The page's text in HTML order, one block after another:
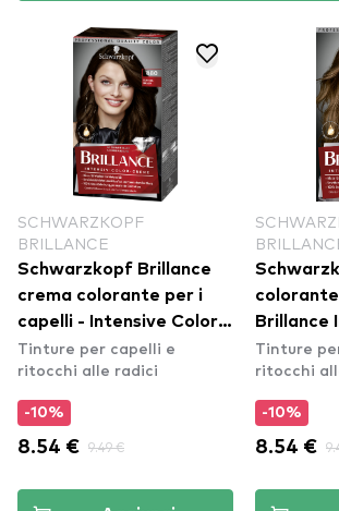
SCHWARZKOPF
BRILLANCE
Schwarzkopf Brillance
crema colorante per i
capelli - Intensive Color
Cream - 880 Dark Brown
Tinture per capelli e
ritocchi alle radici
-10%
8.54 € 9.49 €
Brillance
Cream -
Tinture
ritocchi
-10%
8.54 €